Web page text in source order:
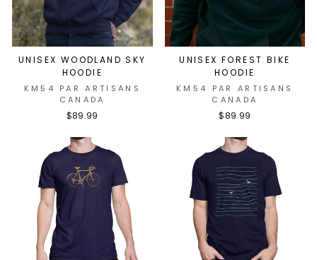
UNISEX WOODLAND SKY
HOODIE
KM54 PAR ARTISANS
CANADA
$89.99
UNISEX FOREST BIKE
HOODIE
KM54 PAR ARTISANS
CANADA
$89.99